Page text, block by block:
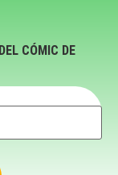
CÓMIC DE